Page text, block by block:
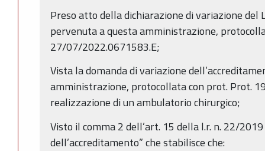
Preso atto della dichiarazione di variazione
pervenuta a questa amministrazione,
27/07/2022.0671583.E;
Vista la domanda di variazione
amministrazione, protocollata con prot. Prot.
realizzazione di un ambulatorio chirurgico;
Visto il comma 2 dell’art. 15 della l.r. n. 22/
dell’accreditamento” che stabilisce che: